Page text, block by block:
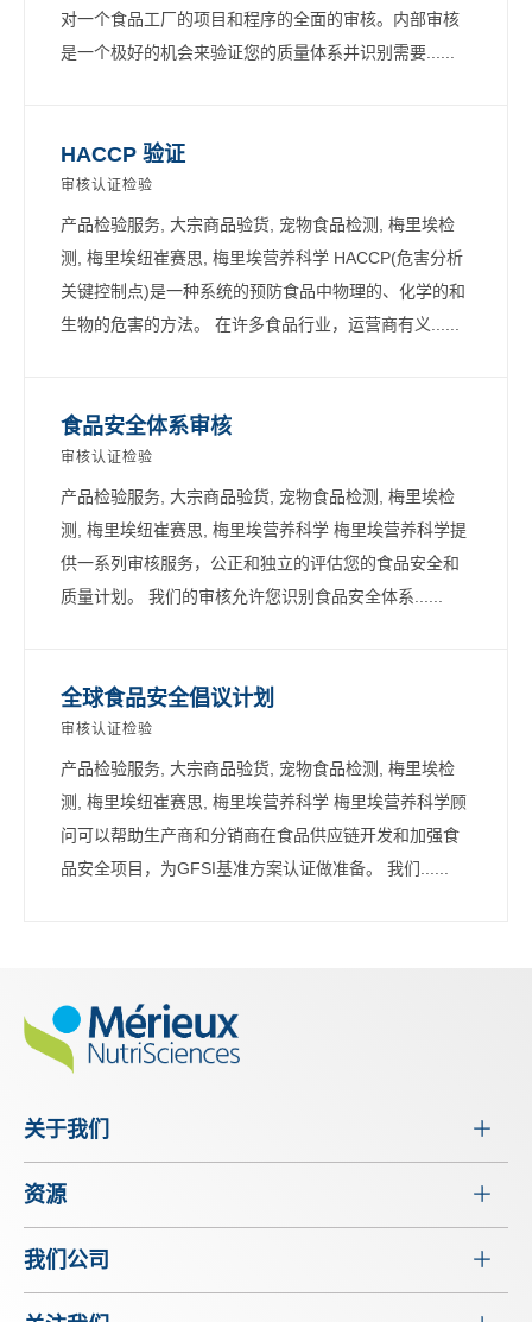
对一个食品工厂的项目和程序的全面的审核。内部审核
是一个极好的机会来验证您的质量体系并识别需要......
HACCP 验证
审核认证检验
产品检验服务, 大宗商品验货, 宠物食品检测, 梅里埃检
测, 梅里埃纽崔赛思, 梅里埃营养科学 HACCP(危害分析
关键控制点)是一种系统的预防食品中物理的、化学的和
生物的危害的方法。 在许多食品行业，运营商有义......
食品安全体系审核
审核认证检验
产品检验服务, 大宗商品验货, 宠物食品检测, 梅里埃检
测, 梅里埃纽崔赛思, 梅里埃营养科学 梅里埃营养科学提
供一系列审核服务，公正和独立的评估您的食品安全和
质量计划。 我们的审核允许您识别食品安全体系......
全球食品安全倡议计划
审核认证检验
产品检验服务, 大宗商品验货, 宠物食品检测, 梅里埃检
测, 梅里埃纽崔赛思, 梅里埃营养科学 梅里埃营养科学顾
问可以帮助生产商和分销商在食品供应链开发和加强食
品安全项目，为GFSI基准方案认证做准备。 我们......
关于我们
资源
我们公司